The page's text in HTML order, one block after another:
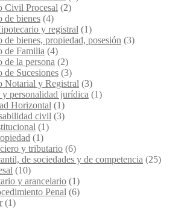
Civil Procesal (2)
de bienes (4)
y registral (1)
de bienes, propiedad, posesión (3)
de Familia (4)
de la persona (2)
de Sucesiones (3)
Notarial y Registral (3)
y personalidad jurídica (1)
Horizontal (1)
civil (3)
(1)
(1)
y tributario (6)
de sociedades y de competencia (25)
(10)
y arancelario (1)
Penal (6)
(1)